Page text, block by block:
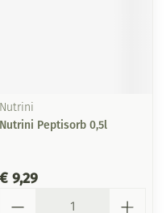
Nutrini
Nutrini Peptisorb 0,5l
€ 9,29